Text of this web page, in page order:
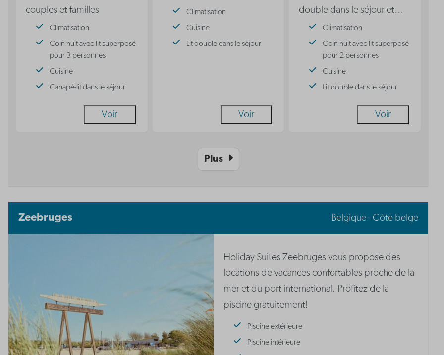
couples et familles
Climatisation
Coin nuit avec lit superposé
pour 3 personnes
Cuisine
Canapé-lit dans le séjour
Voir
Climatisation
Cuisine
Lit double dans le séjour
Voir
double dans le séjour et…
Climatisation
Coin nuit avec lit superposé
pour 2 personnes
Cuisine
Lit double dans le séjour
Voir
Plus
Zeebruges Belgique - Côte belge
Holiday Suites Zeebruges vous propose des
locations de vacances confortables proche de la
mer et du port international. Profitez de la
piscine gratuitement!
Piscine extérieure
Piscine intérieure